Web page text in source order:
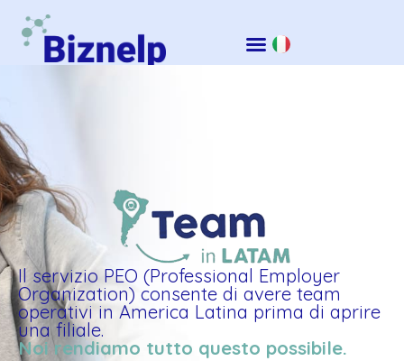
Il servizio PEO (Professional Employer
Organization) consente di avere team
operativi in America Latina prima di aprire
una filiale.
Noi rendiamo tutto questo possibile.